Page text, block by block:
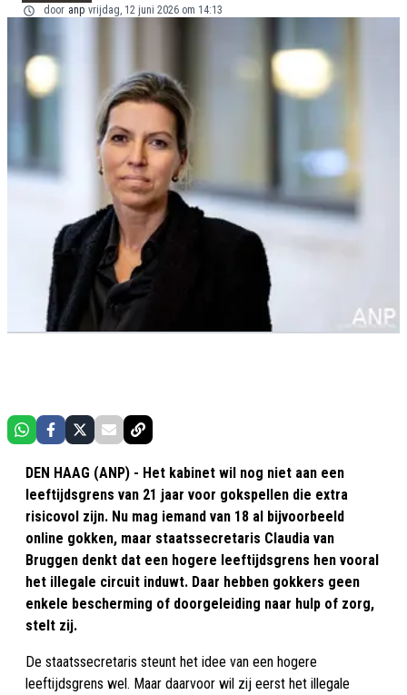
door anp vrijdag, 12 juni 2026 om 14:13
DEN HAAG (ANP) - Het kabinet wil nog niet aan een
leeftijdsgrens van 21 jaar voor gokspellen die extra
risicovol zijn. Nu mag iemand van 18 al bijvoorbeeld
online gokken, maar staatssecretaris Claudia van
Bruggen denkt dat een hogere leeftijdsgrens hen vooral
het illegale circuit induwt. Daar hebben gokkers geen
enkele bescherming of doorgeleiding naar hulp of zorg,
stelt zij.
De staatssecretaris steunt het idee van een hogere
leeftijdsgrens wel. Maar daarvoor wil zij eerst het illegale